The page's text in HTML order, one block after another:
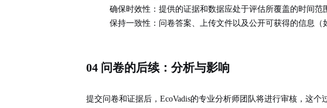
确保时效性 ：提供的证据和数据应处于评估所覆盖的时间范
保持一致性 ：问卷答案、上传文件以及公开可获得的信息
04 问卷的后续：分析与影响
提交问卷和证据后，EcoVadis的专业分析师团队将进行审核，这个